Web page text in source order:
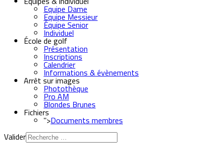
Equipe Dame
Equipe Messieur
Équipe Senior
Individuel
École de golf
Présentation
Inscriptions
Calendrier
Informations & évènements
Arrêt sur images
Photothèque
Pro AM
Blondes Brunes
Fichiers
">Documents membres
Valider